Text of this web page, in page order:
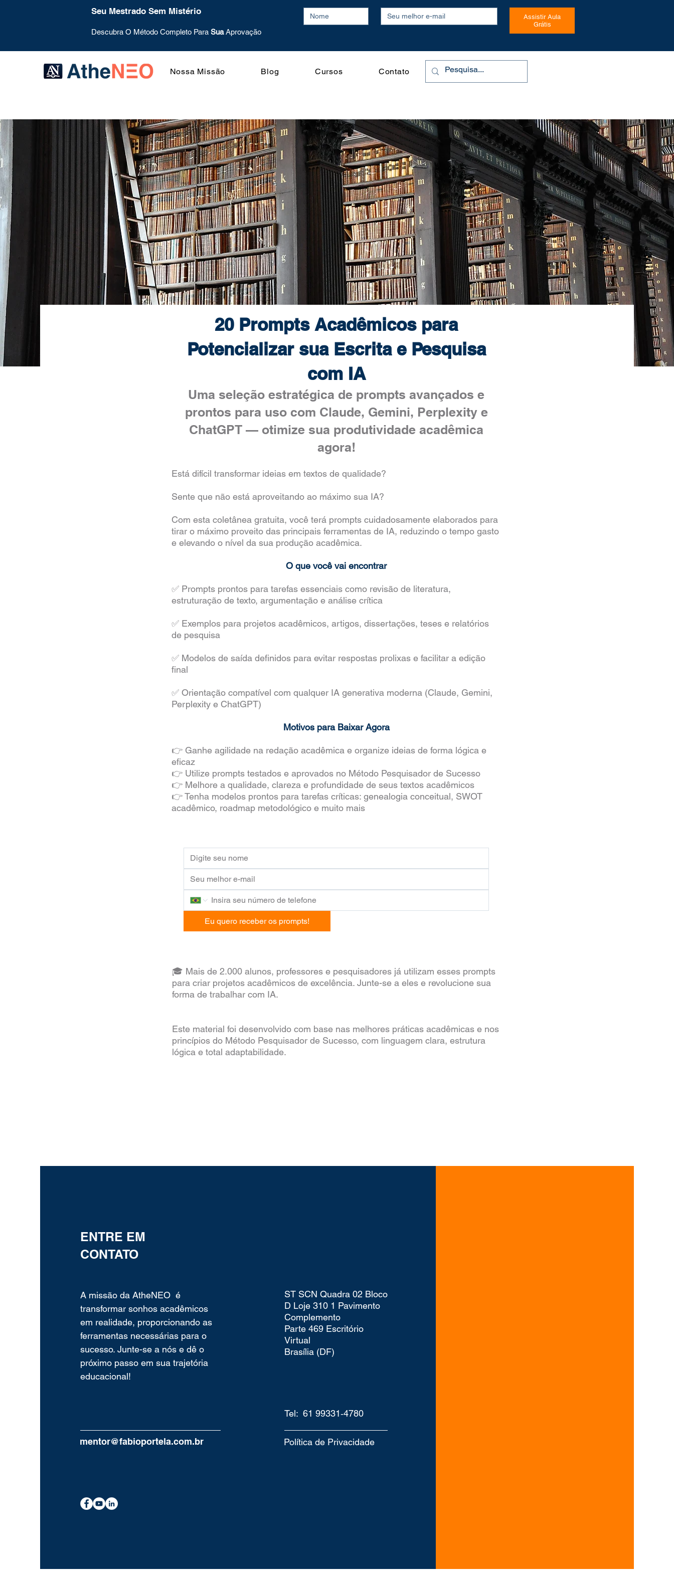
Seu Mestrado Sem Mistério
Descubra O Método Completo Para SuaAprovação
Assistir Aula
Grátis
Nossa Missão Blog Cursos Contato
20 Prompts Acadêmicos para
Potencializar sua Escrita e Pesquisa
com IA
Uma seleção estratégica de prompts avançados e
prontos para uso com Claude, Gemini, Perplexity e
ChatGPT — otimize sua produtividade acadêmica
agora!
Está difícil transformar ideias em textos de qualidade?
Sente que não está aproveitando ao máximo sua IA?
Com esta coletânea gratuita, você terá prompts cuidadosamente elaborados para
tirar o máximo proveito das principais ferramentas de IA, reduzindo o tempo gasto
e elevando o nível da sua produção acadêmica.
O que você vai encontrar
✅ Prompts prontos para tarefas essenciais como revisão de literatura,
estruturação de texto, argumentação e análise crítica
✅ Exemplos para projetos acadêmicos, artigos, dissertações, teses e relatórios
de pesquisa
✅ Modelos de saída definidos para evitar respostas prolixas e facilitar a edição
final
✅ Orientação compatível com qualquer IA generativa moderna (Claude, Gemini,
Perplexity e ChatGPT)
Motivos para Baixar Agora
👉 Ganhe agilidade na redação acadêmica e organize ideias de forma lógica e
eficaz
👉 Utilize prompts testados e aprovados no Método Pesquisador de Sucesso
👉 Melhore a qualidade, clareza e profundidade de seus textos acadêmicos
👉 Tenha modelos prontos para tarefas críticas: genealogia conceitual, SWOT
acadêmico, roadmap metodológico e muito mais
Eu quero receber os prompts!
🎓 Mais de 2.000 alunos, professores e pesquisadores já utilizam esses prompts
para criar projetos acadêmicos de excelência. Junte-se a eles e revolucione sua
forma de trabalhar com IA.
Este material foi desenvolvido com base nas melhores práticas acadêmicas e nos
princípios do Método Pesquisador de Sucesso, com linguagem clara, estrutura
lógica e total adaptabilidade.
ENTRE EM
CONTATO
A missão da AtheNEO é
transformar sonhos acadêmicos
em realidade, proporcionando as
ferramentas necessárias para o
sucesso. Junte-se a nós e dê o
próximo passo em sua trajetória
educacional!
ST SCN Quadra 02 Bloco
D Loje 310 1 Pavimento
Complemento
Parte 469 Escritório
Virtual
Brasília (DF)
Tel: 61 99331‑4780‬
mentor@fabioportela.com.br Política de Privacidade